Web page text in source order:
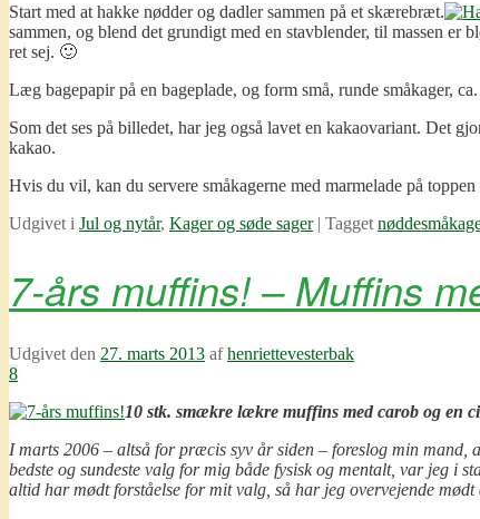
Start med at hakke nødder og dadler sammen på et skærebræt.
sammen, og blend det grundigt med en stavblender, til massen
ret sej. 🙂
Læg bagepapir på en bageplade, og form små, runde småkager,
Som det ses på billedet, har jeg også lavet en kakaovariant. Det
kakao.
Hvis du vil, kan du servere småkagerne med marmelade på toppen
Udgivet i Jul og nytår, Kager og søde sager | Tagget
7-års muffins! – Muffins
Udgivet den 27. marts 2013 afhenriettevesterbak
8
10 stk. smækre lækre muffins med carob og en
I marts 2006 – altså for præcis syv år siden – foreslog min mand,
bedste og sundeste valg for mig både fysisk og mentalt, var jeg i
altid har mødt forståelse for mit valg, så har jeg overvejende